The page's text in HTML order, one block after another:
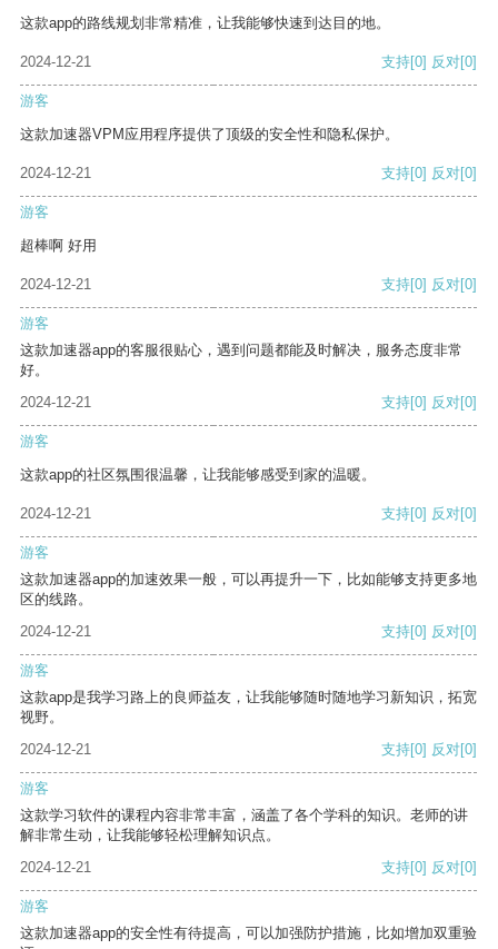
这款app的路线规划非常精准，让我能够快速到达目的地。
2024-12-21 支持[0] 反对[0]
游客
这款加速器VPM应用程序提供了顶级的安全性和隐私保护。
2024-12-21 支持[0] 反对[0]
游客
超棒啊 好用
2024-12-21 支持[0] 反对[0]
游客
这款加速器app的客服很贴心，遇到问题都能及时解决，服务态度非常
好。
2024-12-21
支持[0] 反对[0]
游客
这款app的社区氛围很温馨，让我能够感受到家的温暖。
2024-12-21 支持[0] 反对[0]
游客
这款加速器app的加速效果一般，可以再提升一下，比如能够支持更多地
区的线路。
2024-12-21
支持[0] 反对[0]
游客
这款app是我学习路上的良师益友，让我能够随时随地学习新知识，拓宽
视野。
2024-12-21
支持[0] 反对[0]
游客
这款学习软件的课程内容非常丰富，涵盖了各个学科的知识。老师的讲
解非常生动，让我能够轻松理解知识点。
2024-12-21
支持[0] 反对[0]
游客
这款加速器app的安全性有待提高，可以加强防护措施，比如增加双重验